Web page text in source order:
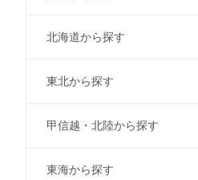
北海道から探す
東北から探す
甲信越・北陸から探す
東海から探す